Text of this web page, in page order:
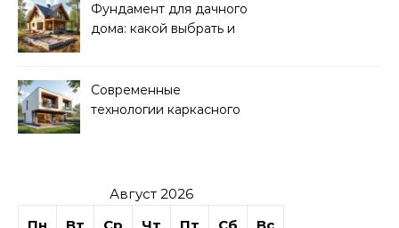
Фундамент для дачного
дома: какой выбрать и
Современные
технологии каркасного
Август 2026